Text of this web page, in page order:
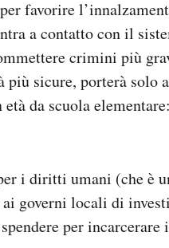
favorire
a contatto con il
crimini più
più sicure, porterà solo
da scuola
i diritti umani (che è
governi locali di
per incarcerare